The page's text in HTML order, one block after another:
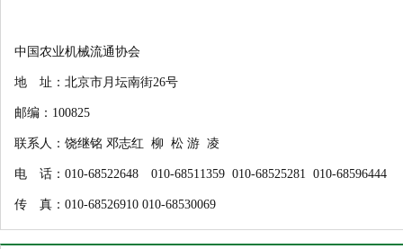
中国农业机械流通协会
地 址：北京市月坛南街26号
邮编：100825
联系人：饶继铭 邓志红 柳 松 游 凌
电 话：010-68522648 010-68511359 010-68525281 010-68596444
传 真：010-68526910 010-68530069